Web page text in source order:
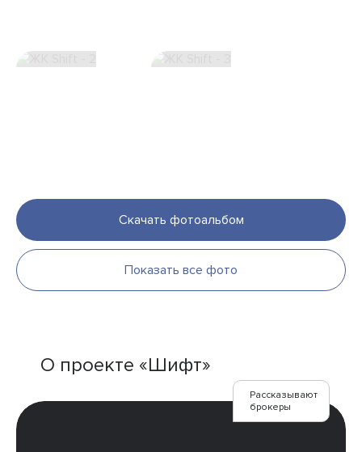
Скачать фотоальбом
Показать все фото
О проекте «Шифт»
Рассказывают
брокеры